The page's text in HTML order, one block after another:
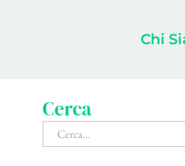
Chi
Cerca
Cerca
per: